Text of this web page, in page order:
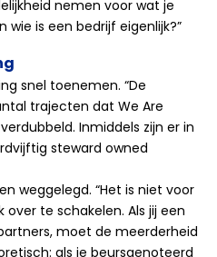
nemen voor wat je
wie is een bedrijf eigenlijk?”
snel toenemen. “De
trajecten dat We Are
Inmiddels zijn er in
steward owned
weggelegd. “Het is niet voor
te schakelen. Als jij een
moet de meerderheid
als je beursgenoteerd